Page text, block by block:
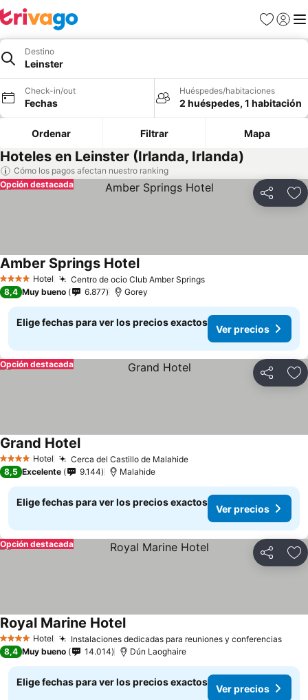
Favoritos
Iniciar
Destino
Leinster
Check-in/out
Fechas
Huéspedes/habitaciones
2 huéspedes, 1 habitación
Ordenar Filtrar Mapa
Hoteles en Leinster (Irlanda, Irlanda)
Cómo los pagos afectan nuestro ranking
Compartir
Opción destacada
4 EstrellasHotel Centro de ocio Club Amber SpringsVer precios
Amber Springs HotelVer precios
8,4 Muy bueno 6.877 Gorey
Elige fechas para ver los precios exactos
Ver precios
Compartir
Opción destacada
4 EstrellasHotel Cerca del Castillo de MalahideVer precios
Grand HotelVer precios
8,5 Excelente 9.144 Malahide
Elige fechas para ver los precios exactos
Ver precios
Compartir
Opción destacada
4 EstrellasHotel Instalaciones dedicadas para reuniones y conferenciasVer
Royal Marine HotelVer precios
8,4 Muy bueno 14.014 Dún Laoghaire
Elige fechas para ver los precios exactos
Ver precios